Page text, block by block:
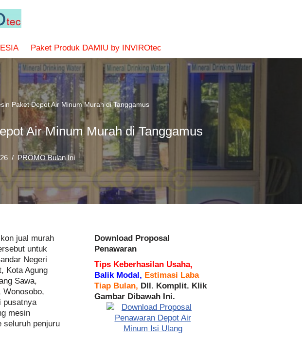
Paket Produk DAMIU by INVIROtec
Paket Depot Air Minum Murah di Tanggamus
Air Minum Murah di Tanggamus
PROMO Bulan Ini
jual murah
untuk
Negeri
Kota Agung
Sawa,
Wonosobo,
pusatnya
mesin
seluruh penjuru
Download Proposal
Penawaran
Tips Keberhasilan Usaha,
Balik Modal, Estimasi Laba
Tiap Bulan, Dll. Komplit. Klik
Gambar Dibawah Ini.